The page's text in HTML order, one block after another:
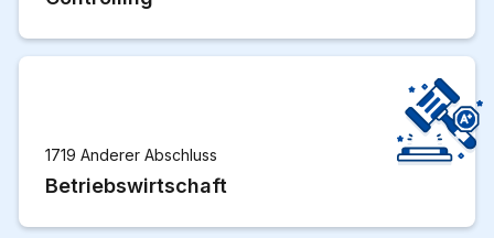
1719 Anderer Abschluss
Betriebswirtschaft